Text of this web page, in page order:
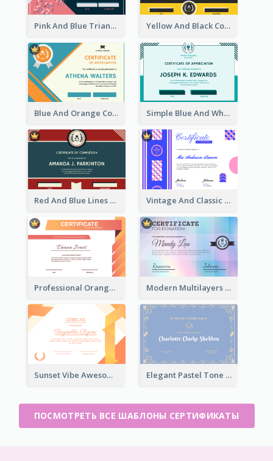
Pink And Blue Triangles Confetti Celebration Certificate Yellow And Black Contrast Simple Certificate
Blue And Orange Company Triangles With Badge Certificate Simple Blue And White Rectangle Certificate
Red And Blue Lines And Badge Completion Certificate Vintage And Classic Vibrant Certificate Design Ideas
Professional Orange Certificate Design Template Modern Multilayers Holographic Certificate Design Idea
Sunset Vibe Awesome Graphic Certificate Design Elegant Pastel Tone Floral Certificate Design
ПОСМОТРЕТЬ ВСЕ ШАБЛОНЫ СЕРТИФИКАТЫ